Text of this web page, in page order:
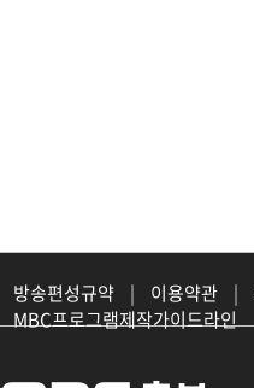
방송편성규약 | 이용약관 |
MBC프로그램제작가이드라인